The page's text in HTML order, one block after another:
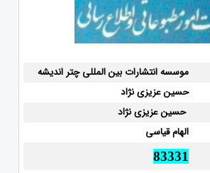
موسسه انتشارات بین المللی چتر اندیشه
حسین عزیزی نژاد
حسین عزیزی نژاد
الهام قیاسی
83331